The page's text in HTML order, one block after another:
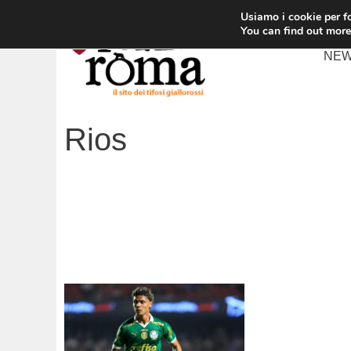
contenuto
Rios
Usiamo i cookie per
You can find out